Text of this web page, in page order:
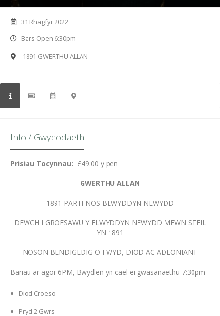
31 Rhagfyr 2022
Bars Open 6:30pm
1891 GWERTHU ALLAN
Info / Gwybodaeth
Prisiau Tocynnau: £49.00 y pen
GWERTHU ALLAN
1891 PARTI NOS BLWYDDYN NEWYDD
DEWCH I GROESAWU Y FLWYDDYN NEWYDD MEWN STEIL
YN 1891
NOSON BENDIGEDIG O FWYD, DIOD AC ADLONIANT
Bariau ar agor 6PM, Bwydlen yn cael ei gwasanaethu 7:30pm
Diod Croeso
Pryd 2 Gwrs